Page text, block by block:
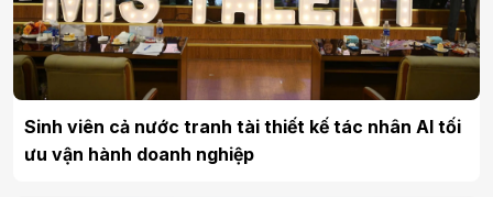
Sinh viên cả nước tranh tài thiết kế tác nhân AI tối
ưu vận hành doanh nghiệp